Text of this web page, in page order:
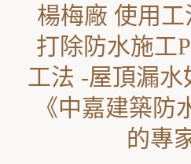
楊梅廠 使用
打除防水施工
工法 -屋頂漏
《中嘉建築防
的專